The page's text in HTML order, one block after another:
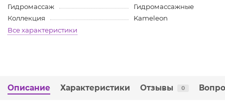
Гидромассаж
Гидромассажные
Коллекция
Kameleon
Все характеристики
Описание Характеристики Отзывы 0